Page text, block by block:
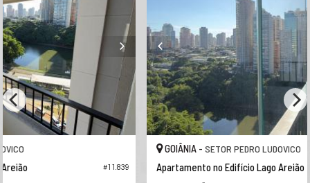
#11.840
SETOR PEDRO LUDOVICO
Apartamento no Edifício Lago Areião